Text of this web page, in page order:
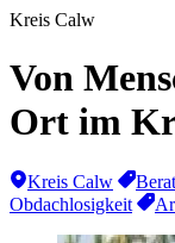
Kreis Calw
Von
Ort im
Kreis Calw
Obdachlosigkeit